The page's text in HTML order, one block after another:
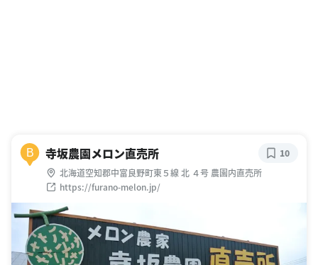
B 寺坂農園メロン直売所
北海道空知郡中富良野町東５線 北 ４号 農園内直売所
https://furano-melon.jp/
10